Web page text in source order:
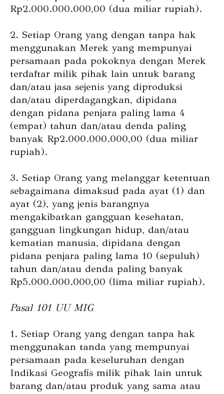
Rp2.000.000.000,00 (dua miliar rupiah).
2. Setiap Orang yang dengan tanpa hak
menggunakan Merek yang mempunyai
persamaan pada pokoknya dengan Merek
terdaftar milik pihak lain untuk barang
dan/atau jasa sejenis yang diproduksi
dan/atau diperdagangkan, dipidana
dengan pidana penjara paling lama 4
(empat) tahun dan/atau denda paling
banyak Rp2.000.000.000,00 (dua miliar
rupiah).
3. Setiap Orang yang melanggar ketentuan
sebagaimana dimaksud pada ayat (1) dan
ayat (2), yang jenis barangnya
mengakibatkan gangguan kesehatan,
gangguan lingkungan hidup, dan/atau
kematian manusia, dipidana dengan
pidana penjara paling lama 10 (sepuluh)
tahun dan/atau denda paling banyak
Rp5.000.000.000,00 (lima miliar rupiah).
Pasal 101 UU MIG
1. Setiap Orang yang dengan tanpa hak
menggunakan tanda yang mempunyai
persamaan pada keseluruhan dengan
Indikasi Geografis milik pihak lain untuk
barang dan/atau produk yang sama atau